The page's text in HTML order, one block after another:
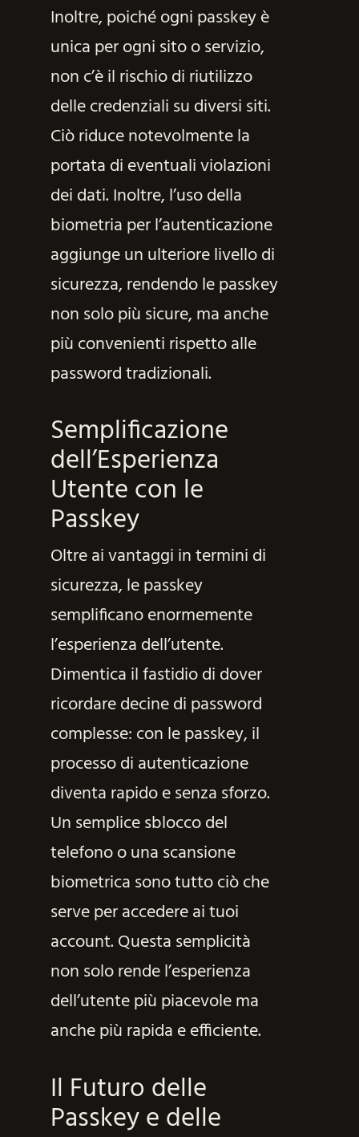
Inoltre, poiché ogni passkey è
unica per ogni sito o servizio,
non c’è il rischio di riutilizzo
delle credenziali su diversi siti.
Ciò riduce notevolmente la
portata di eventuali violazioni
dei dati. Inoltre, l’uso della
biometria per l’autenticazione
aggiunge un ulteriore livello di
sicurezza, rendendo le passkey
non solo più sicure, ma anche
più convenienti rispetto alle
password tradizionali.
Semplificazione
dell’Esperienza
Utente con le
Passkey
Oltre ai vantaggi in termini di
sicurezza, le passkey
semplificano enormemente
l’esperienza dell’utente.
Dimentica il fastidio di dover
ricordare decine di password
complesse: con le passkey, il
processo di autenticazione
diventa rapido e senza sforzo.
Un semplice sblocco del
telefono o una scansione
biometrica sono tutto ciò che
serve per accedere ai tuoi
account. Questa semplicità
non solo rende l’esperienza
dell’utente più piacevole ma
anche più rapida e efficiente.
Il Futuro delle
Passkey e delle